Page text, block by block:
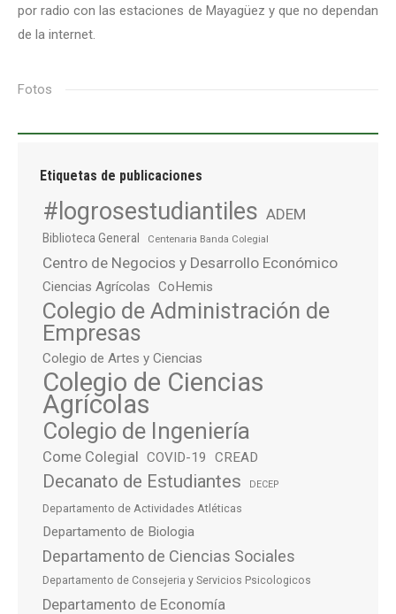
por radio con las estaciones de Mayagüez y que no dependan
de la internet.
Fotos
Etiquetas de publicaciones
#logrosestudiantiles ADEM
Biblioteca General Centenaria Banda Colegial
Centro de Negocios y Desarrollo Económico
Ciencias Agrícolas CoHemis
Colegio de Administración de
Empresas
Colegio de Artes y Ciencias
Colegio de Ciencias
Agrícolas
Colegio de Ingeniería
Come Colegial COVID-19 CREAD
Decanato de Estudiantes DECEP
Departamento de Actividades Atléticas
Departamento de Biologia
Departamento de Ciencias Sociales
Departamento de Consejeria y Servicios Psicologicos
Departamento de Economía